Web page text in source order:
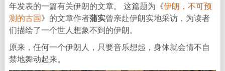
年发表的一篇有关伊朗的文章。 这篇题为《伊朗，不可预
测的古国》的文章作者蒲实曾亲赴伊朗实地采访，为读者
们描绘了一个世人想象不到的伊朗。
原来，任何一个伊朗人，只要音乐想起，身体就会情不自
禁地舞动起来。